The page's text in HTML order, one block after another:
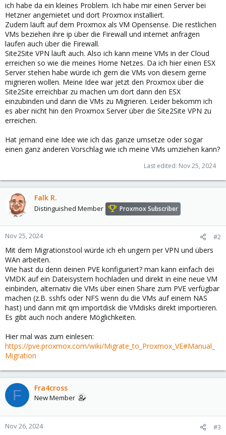
ich habe da ein kleines Problem. Ich habe mir einen Server bei
Hetzner angemietet und dort Proxmox installiert.
Zudem läuft auf dem Proxmox als VM Opensense. Die restlichen
VMs beziehen ihre ip über die Firewall und internet anfragen
laufen auch über die Firewall.
Site2Site VPN läuft auch. Also ich kann meine VMs in der Cloud
erreichen so wie die meines Home Netzes. Da ich hier einen ESX
Server stehen habe würde ich gern die VMs von diesem gerne
migrieren wollen. Meine Idee war jetzt den Proxmox über die
Site2Site erreichbar zu machen um dort dann den ESX
einzubinden und dann die VMs zu Migrieren. Leider bekomm ich
es aber nicht hin den Proxmox Server über die Site2Site VPN zu
erreichen.
Hat jemand eine Idee wie ich das ganze umsetze oder sogar
einen ganz anderen Vorschlag wie ich meine VMs umziehen kann?
Last edited: Nov 25, 2024
Falk R.
Distinguished Member Proxmox Subscriber
Nov 25, 2024 #2
Mit dem Migrationstool würde ich eh ungern per VPN und übers
WAn arbeiten.
Wie hast du denn deinen PVE konfiguriert? man kann einfach dei
VMDK auf ein Dateisystem hochladen und direkt in eine neue VM
einbinden, alternativ die VMs über einen Share zum PVE verfügbar
machen (z.B. sshfs oder NFS wenn du die VMs auf einem NAS
hast) und dann mit qm importdisk die VMdisks direkt importieren.
Es gibt auch noch andere Möglichkeiten.
Hier mal was zum einlesen:
https://pve.proxmox.com/wiki/Migrate_to_Proxmox_VE#Manual_
Migration
F Fra4cross
New Member
Nov 26, 2024 #3